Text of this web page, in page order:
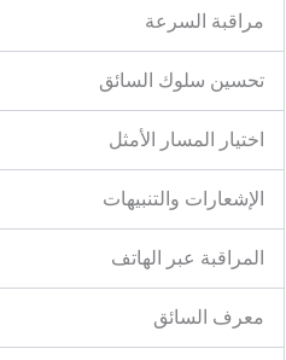
مراقبة السرعة
تحسين سلوك السائق
اختيار المسار الأمثل
الإشعارات والتنبيهات
المراقبة عبر الهاتف
معرف السائق